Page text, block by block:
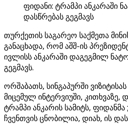
ფიდანი: ტრამპი ანკარაში
დასწრებას გეგმავს
თურქეთის საგარეო საქმეთა
განაცხადა, რომ აშშ-ის
ივლისს ანკარაში დაგეგმილ
გეგმავს.
ორშაბათს, სინგაპურში
მიცემულ ინტერვიუში, კითხვაზე,
ტრამპი ანკარის სამიტს,
ჩვენთვის ცნობილია, დიახ, ის